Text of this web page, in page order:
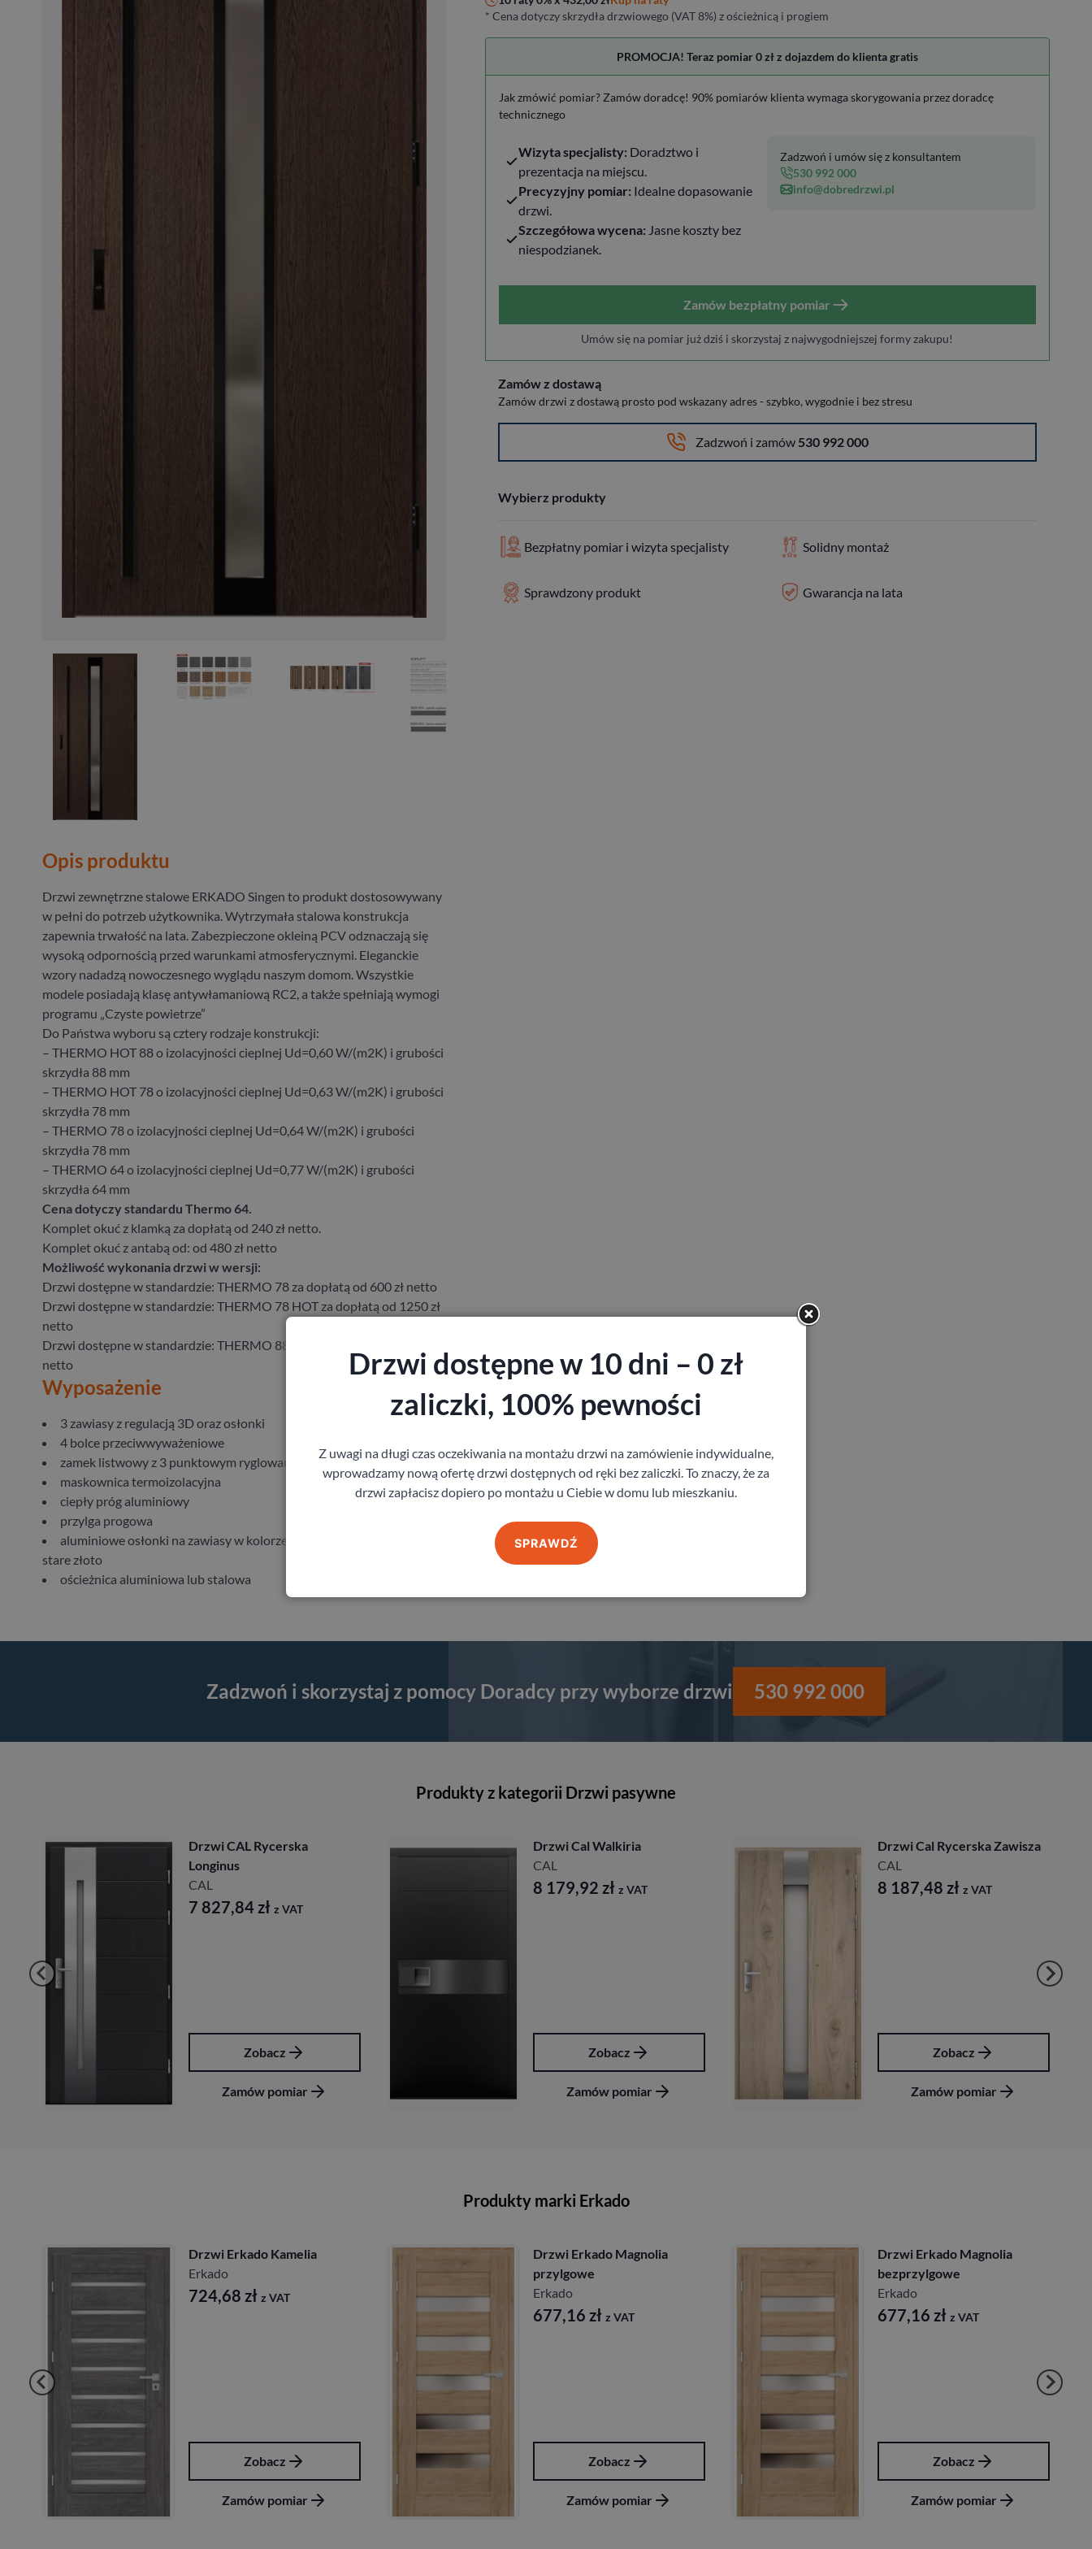
Opis produktu
Drzwi zewnętrzne stalowe ERKADO Singen to produkt dostosowywany
w pełni do potrzeb użytkownika. Wytrzymała stalowa konstrukcja
zapewnia trwałość na lata. Zabezpieczone okleiną PCV odznaczają się
wysoką odpornością przed warunkami atmosferycznymi. Eleganckie
wzory nadadzą nowoczesnego wyglądu naszym domom. Wszystkie
modele posiadają klasę antywłamaniową RC2, a także spełniają wymogi
programu „Czyste powietrze”
Do Państwa wyboru są cztery rodzaje konstrukcji:
– THERMO HOT 88 o izolacyjności cieplnej Ud=0,60 W/(m2K) i grubości
skrzydła 88 mm
– THERMO HOT 78 o izolacyjności cieplnej Ud=0,63 W/(m2K) i grubości
skrzydła 78 mm
– THERMO 78 o izolacyjności cieplnej Ud=0,64 W/(m2K) i grubości
skrzydła 78 mm
– THERMO 64 o izolacyjności cieplnej Ud=0,77 W/(m2K) i grubości
skrzydła 64 mm
Cena dotyczy standardu Thermo 64.
Komplet okuć z klamką za dopłatą od 240 zł netto.
Komplet okuć z antabą od: od 480 zł netto
Możliwość wykonania drzwi w wersji:
Drzwi dostępne w standardzie: THERMO 78 za dopłatą od 600 zł netto
Drzwi dostępne w standardzie: THERMO 78 HOT za dopłatą od 1250 zł
netto
Drzwi dostępne w standardzie: THERMO 88 HOT za dopłatą od 1850 zł
netto
Wyposażenie
3 zawiasy z regulacją 3D oraz osłonki
4 bolce przeciwwyważeniowe
zamek listwowy z 3 punktowym ryglowaniem
maskownica termoizolacyjna
ciepły próg aluminiowy
przylga progowa
aluminiowe osłonki na zawiasy w kolorze czarnym, srebrnym lub
stare złoto
ościeżnica aluminiowa lub stalowa
* Cena dotyczy skrzydła drzwiowego (VAT 8%) z ościeżnicą i progiem
PROMOCJA! Teraz pomiar 0 zł z dojazdem do klienta gratis
Jak zmówić pomiar? Zamów doradcę! 90% pomiarów klienta wymaga skorygowania przez doradcę
technicznego
Wizyta specjalisty: Doradztwo i
prezentacja na miejscu.
Precyzyjny pomiar: Idealne dopasowanie
drzwi.
Szczegółowa wycena: Jasne koszty bez
niespodzianek.
Zadzwoń i umów się z konsultantem
530 992 000
info@dobredrzwi.pl
Zamów bezpłatny pomiar
Umów się na pomiar już dziś i skorzystaj z najwygodniejszej formy zakupu!
Zamów z dostawą
Zamów drzwi z dostawą prosto pod wskazany adres - szybko, wygodnie i bez stresu
Zadzwoń i zamów 530 992 000
Wybierz produkty
Bezpłatny pomiar i wizyta specjalisty Solidny montaż
Sprawdzony produkt Gwarancja na lata
Zadzwoń i skorzystaj z pomocy Doradcy przy wyborze drzwi 530 992 000
Produkty z kategorii Drzwi pasywne
Drzwi CAL Rycerska
Longinus
CAL
7 827,84 zł z VAT
Zobacz
Zamów pomiar
Drzwi Cal Walkiria
CAL
8 179,92 zł z VAT
Zobacz
Zamów pomiar
Drzwi Cal Rycerska Zawisza
CAL
8 187,48 zł z VAT
Zobacz
Zamów pomiar
Produkty marki Erkado
Drzwi Erkado Kamelia
Erkado
724,68 zł z VAT
Zobacz
Zamów pomiar
Drzwi Erkado Magnolia
przylgowe
Erkado
677,16 zł z VAT
Zobacz
Zamów pomiar
Drzwi Erkado Magnolia
bezprzylgowe
Erkado
677,16 zł z VAT
Zobacz
Zamów pomiar
Drzwi dostępne w 10 dni – 0 zł
zaliczki, 100% pewności
Z uwagi na długi czas oczekiwania na montażu drzwi na zamówienie indywidualne,
wprowadzamy nową ofertę drzwi dostępnych od ręki bez zaliczki. To znaczy, że za
drzwi zapłacisz dopiero po montażu u Ciebie w domu lub mieszkaniu.
SPRAWDŹ